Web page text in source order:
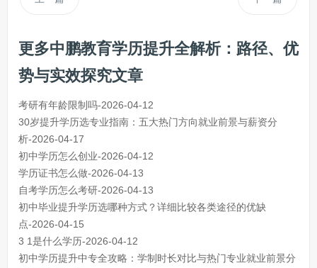
更多中鹏教育学历提升全解析：路径、优
势与实效探究文章
考研有年龄限制吗-2026-04-12
30岁提升学历选专业指南：五大热门方向就业前景与薪资分
析-2026-04-17
初中学历怎么创业-2026-04-12
学历证书怎么做-2026-04-13
自考学历怎么考研-2026-04-13
初中毕业提升学历选哪种方式？详细比较各类途径的优缺
点-2026-04-15
3 1是什么学历-2026-04-12
初中学历提升中专全攻略：学制时长对比与热门专业就业前景分